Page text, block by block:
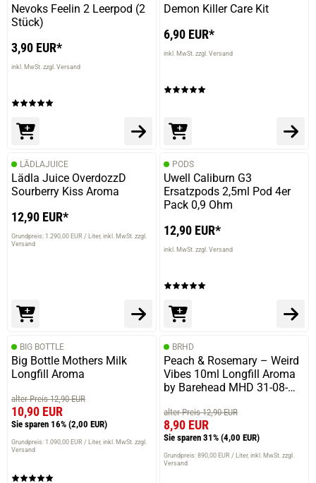
Nevoks Feelin 2 Leerpod (2
Stück)
3,90 EUR*
inkl. MwSt. zzgl. Versand
Demon Killer Care Kit
6,90 EUR*
inkl. MwSt. zzgl. Versand
LÄDLAJUICE
Lädla Juice OverdozzD
Sourberry Kiss Aroma
12,90 EUR*
Grundpreis: 1.290,00 EUR / Liter inkl. MwSt. zzgl.
Versand
PODS
Uwell Caliburn G3
Ersatzpods 2,5ml Pod 4er
Pack 0,9 Ohm
12,90 EUR*
inkl. MwSt. zzgl. Versand
BIG BOTTLE
Big Bottle Mothers Milk
Longfill Aroma
alter Preis 12,90 EUR
10,90 EUR
Sie sparen 16% (2,00 EUR)
Grundpreis: 1.090,00 EUR / Liter inkl. MwSt. zzgl.
Versand
BRHD
Peach & Rosemary – Weird
Vibes 10ml Longfill Aroma
by Barehead MHD 31-08-
alter Preis 12,90 EUR
8,90 EUR
Sie sparen 31% (4,00 EUR)
Grundpreis: 890,00 EUR / Liter inkl. MwSt. zzgl.
Versand